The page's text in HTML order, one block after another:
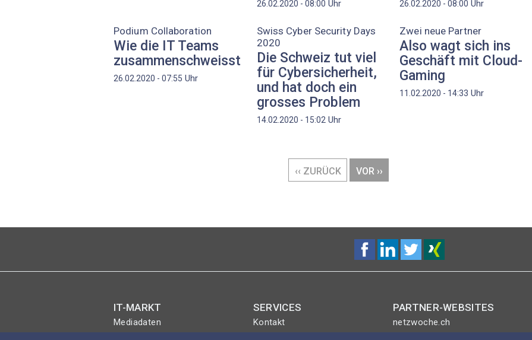
26.02.2020 - 08:00 Uhr 26.02.2020 - 08:00 Uhr
Podium Collaboration
Wie die IT Teams
zusammenschweisst
26.02.2020 - 07:55 Uhr
Swiss Cyber Security Days
2020
Die Schweiz tut viel
für Cybersicherheit,
und hat doch ein
grosses Problem
14.02.2020 - 15:02 Uhr
Zwei neue Partner
Also wagt sich ins
Geschäft mit Cloud-
Gaming
11.02.2020 - 14:33 Uhr
VORHERIGE
‹‹ ZURÜCK
NÄCHSTE
VOR ››
IT-MARKT
Mediadaten
SERVICES
Kontakt
PARTNER-WEBSITES
netzwoche.ch